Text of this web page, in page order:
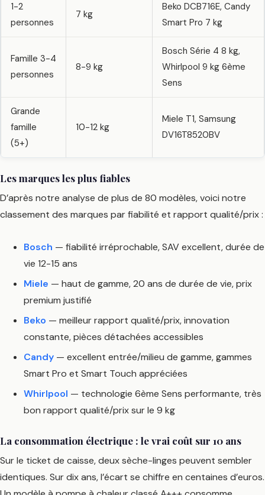
1-2
personnes
7 kg
Beko DCB716E, Candy
Smart Pro 7 kg
Famille 3-4
personnes
8-9 kg
Bosch Série 4 8 kg,
Whirlpool 9 kg 6ème
Sens
Grande
famille
(5+)
10-12 kg
Miele T1, Samsung
DV16T8520BV
Les marques les plus fiables
D’après notre analyse de plus de 80 modèles, voici notre
classement des marques par fiabilité et rapport qualité/prix :
Bosch — fiabilité irréprochable, SAV excellent, durée de
vie 12-15 ans
Miele — haut de gamme, 20 ans de durée de vie, prix
premium justifié
Beko — meilleur rapport qualité/prix, innovation
constante, pièces détachées accessibles
Candy — excellent entrée/milieu de gamme, gammes
Smart Pro et Smart Touch appréciées
Whirlpool — technologie 6ème Sens performante, très
bon rapport qualité/prix sur le 9 kg
La consommation électrique : le vrai coût sur 10 ans
Sur le ticket de caisse, deux sèche-linges peuvent sembler
identiques. Sur dix ans, l’écart se chiffre en centaines d’euros.